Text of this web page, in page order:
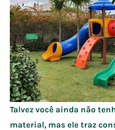
Talvez você ainda não
material, mas ele traz